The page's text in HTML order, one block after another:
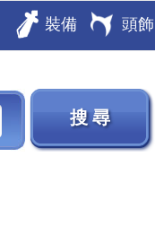
裝備 頭飾